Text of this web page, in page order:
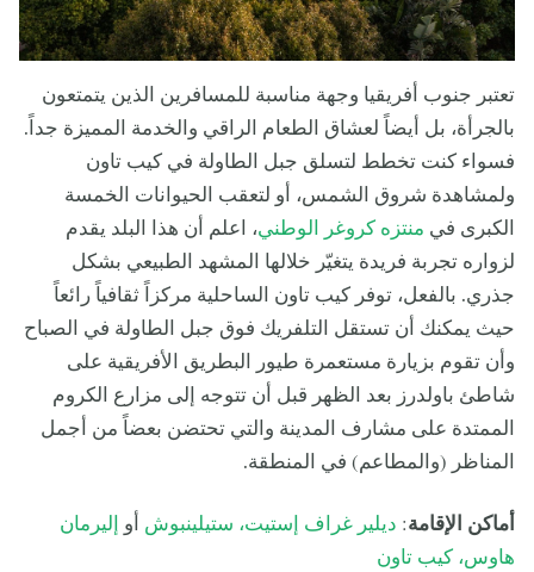
تعتبر جنوب أفريقيا وجهة مناسبة للمسافرين الذين يتمتعون
بالجرأة، بل أيضاً لعشاق الطعام الراقي والخدمة المميزة جداً.
فسواء كنت تخطط لتسلق جبل الطاولة في كيب تاون
ولمشاهدة شروق الشمس، أو لتعقب الحيوانات الخمسة
الكبرى في منتزه كروغر الوطني، اعلم أن هذا البلد يقدم
لزواره تجربة فريدة يتغيّر خلالها المشهد الطبيعي بشكل
جذري. بالفعل، توفر كيب تاون الساحلية مركزاً ثقافياً رائعاً
حيث يمكنك أن تستقل التلفريك فوق جبل الطاولة في الصباح
وأن تقوم بزيارة مستعمرة طيور البطريق الأفريقية على
شاطئ باولدرز بعد الظهر قبل أن تتوجه إلى مزارع الكروم
الممتدة على مشارف المدينة والتي تحتضن بعضاً من أجمل
المناظر (والمطاعم) في المنطقة.
أماكن الإقامة: ديلير غراف إستيت، ستيلينبوش أو إليرمان
هاوس، كيب تاون